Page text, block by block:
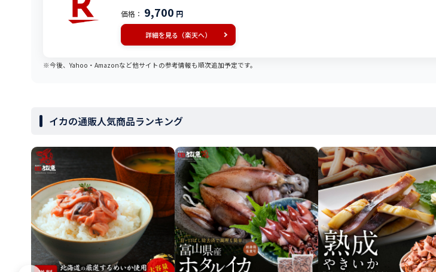
価格： 9,700 円
詳細を見る（楽天へ）
※今後、Yahoo・Amazonなど他サイトの参考情報も順次追加予定です。
イカの通販人気商品ランキング